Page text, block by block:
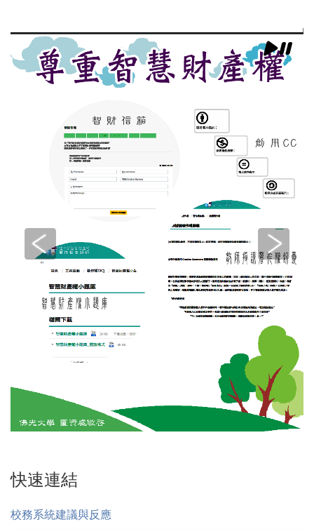
快速連結
校務系統建議與反應